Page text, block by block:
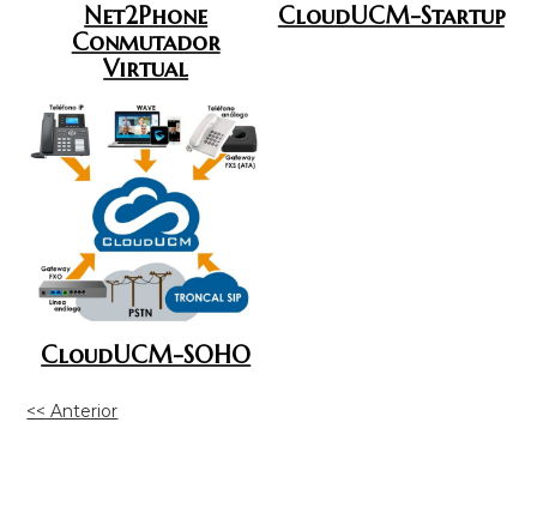
Net2Phone
Conmutador
Virtual
CloudUCM-Startup
CloudUCM-SOHO
<< Anterior